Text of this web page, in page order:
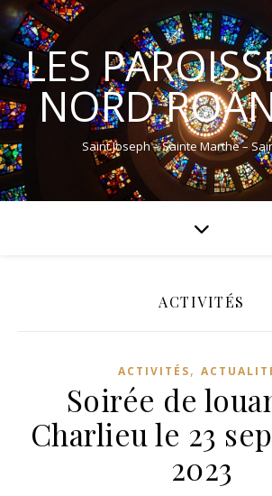
LES
NORD
Saint Joseph – Sainte Marthe –
ACTIVITÉS
ACTIVITÉS,
Soirée de
Charlieu le 23
2023